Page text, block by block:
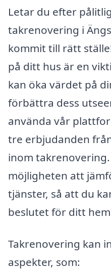
Letar du efter
takrenovering i
kommit till rätt
på ditt hus är en
kan öka värdet på
förbättra dess
använda vår
tre erbjudanden
inom
möjligheten att
tjänster, så att du
beslutet för ditt
Takrenovering kan
aspekter, som: